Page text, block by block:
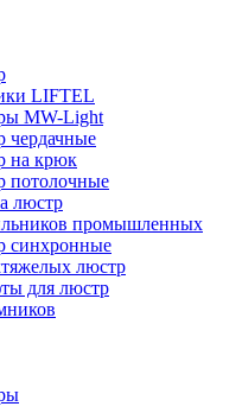
LIFTEL
MW-Light
чердачные
на крюк
потолочные
люстр
промышленных
синхронные
люстр
для люстр